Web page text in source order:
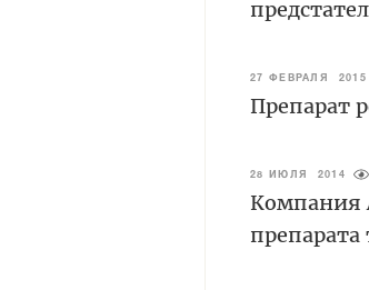
27 ФЕВРАЛЯ 2015
Препарат
28 ИЮЛЯ 2014
Компания